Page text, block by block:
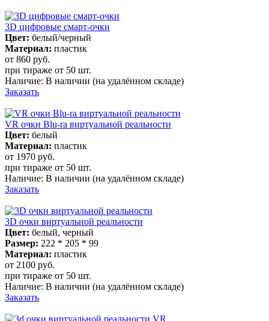
3D цифровые смарт-очки
Цвет: белый/черный
Материал: пластик
от 860 руб.
при тираже от 50 шт.
Наличие: В наличии (на удалённом складе)
Заказать
VR очки Blu-ra виртуальной реальности
Цвет: белый
Материал: пластик
от 1970 руб.
при тираже от 50 шт.
Наличие: В наличии (на удалённом складе)
Заказать
3D очки виртуальной реальности
Цвет: белый, черный
Размер: 222 * 205 * 99
Материал: пластик
от 2100 руб.
при тираже от 50 шт.
Наличие: В наличии (на удалённом складе)
Заказать